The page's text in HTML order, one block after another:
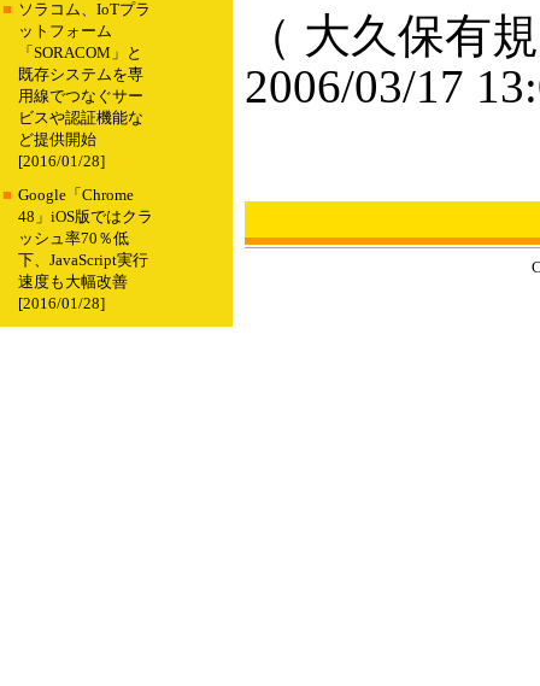
■ ソラコム、IoTプラ
ットフォーム
「SORACOM」と
既存システムを専
用線でつなぐサー
ビスや認証機能な
ど提供開始
[2016/01/28]
■ Google「Chrome
48」iOS版ではクラ
ッシュ率70％低
下、JavaScript実行
速度も大幅改善
[2016/01/28]
（ 大久保有
2006/03/17